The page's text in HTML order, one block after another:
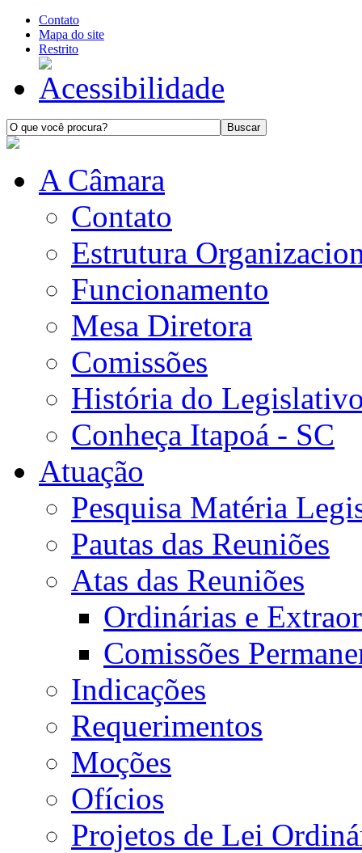
Contato
Mapa do site
Restrito
A Câmara
Contato
Estrutura
Funcionamento
Mesa Diretora
Comissões
História do
Conheça Itapoá - SC
Atuação
Pesquisa Matéria
Pautas das Reuniões
Atas das Reuniões
Ordinárias e
Comissões
Indicações
Requerimentos
Moções
Ofícios
Projetos de Lei